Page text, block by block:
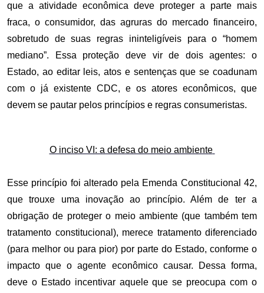
que a atividade econômica deve proteger a parte mais
fraca, o consumidor, das agruras do mercado financeiro,
sobretudo de suas regras ininteligíveis para o “homem
mediano”. Essa proteção deve vir de dois agentes: o
Estado, ao editar leis, atos e sentenças que se coadunam
com o já existente CDC, e os atores econômicos, que
devem se pautar pelos princípios e regras consumeristas.
O inciso VI: a defesa do meio ambiente
Esse princípio foi alterado pela Emenda Constitucional 42,
que trouxe uma inovação ao princípio. Além de ter a
obrigação de proteger o meio ambiente (que também tem
tratamento constitucional), merece tratamento diferenciado
(para melhor ou para pior) por parte do Estado, conforme o
impacto que o agente econômico causar. Dessa forma,
deve o Estado incentivar aquele que se preocupa com o